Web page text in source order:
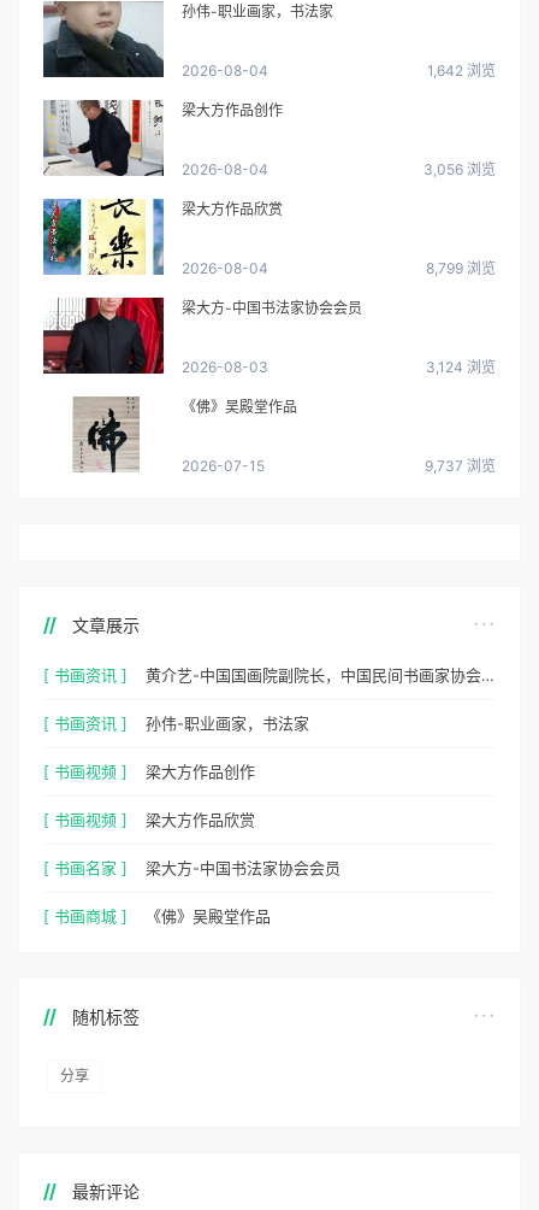
孙伟-职业画家，书法家
2026-08-04 1,642 浏览
梁大方作品创作
2026-08-04 3,056 浏览
梁大方作品欣赏
2026-08-04 8,799 浏览
梁大方-中国书法家协会会员
2026-08-03 3,124 浏览
《佛》吴殿堂作品
2026-07-15 9,737 浏览
文章展示
[ 书画资讯 ] 黄介艺-中国国画院副院长，中国民间书画家协会副主席
[ 书画资讯 ] 孙伟-职业画家，书法家
[ 书画视频 ] 梁大方作品创作
[ 书画视频 ] 梁大方作品欣赏
[ 书画名家 ] 梁大方-中国书法家协会会员
[ 书画商城 ] 《佛》吴殿堂作品
随机标签
分享
最新评论